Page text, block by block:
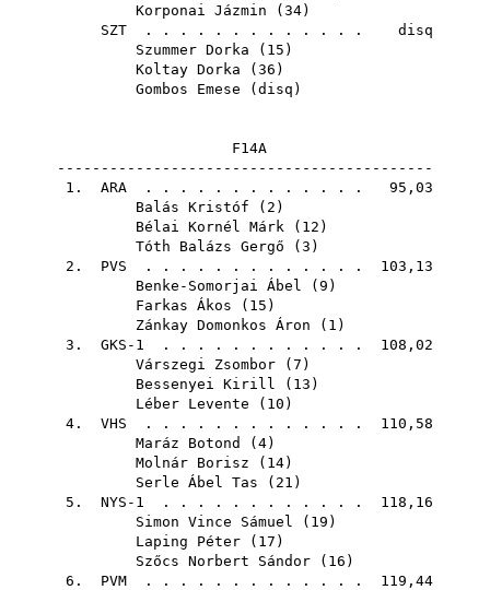
Korponai Jázmin ( 34)
SZT . . . . . . . . . . . . . disq
Szummer Dorka ( 15 )
Koltay Dorka ( 36 )
Gombos Emese ( disq )
F14A
-------------------------------------------
1. ARA . . . . . . . . . . . . . 95,03
Balás Kristóf ( 2 )
Bélai Kornél Márk ( 12 )
Tóth Balázs Gergő ( 3 )
2. PVS . . . . . . . . . . . . . 103,13
Benke-Somorjai Ábel ( 9 )
Farkas Ákos ( 15 )
Zánkay Domonkos Áron ( 1 )
3. GKS-1 . . . . . . . . . . . . 108,02
Várszegi Zsombor ( 7 )
Bessenyei Kirill ( 13 )
Léber Levente ( 10 )
4. VHS . . . . . . . . . . . . . 110,58
Maráz Botond
( 4)
Molnár Borisz ( 14)
Serle Ábel Tas ( 21 )
5. NYS-1 . . . . . . . . . . . . 118,16
Simon Vince Sámuel ( 19 )
Laping Péter ( 17 )
Szőcs Norbert Sándor ( 16 )
6. PVM . . . . . . . . . . . . . 119,44